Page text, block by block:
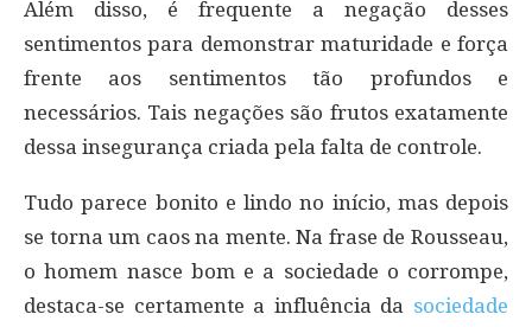
Além disso, é frequente a negação desses
sentimentos para demonstrar maturidade e força
frente aos sentimentos tão profundos e
necessários. Tais negações são frutos exatamente
dessa insegurança criada pela falta de controle.
Tudo parece bonito e lindo no início, mas depois
se torna um caos na mente. Na frase de Rousseau,
o homem nasce bom e a sociedade o corrompe,
destaca-se certamente a influência da sociedade